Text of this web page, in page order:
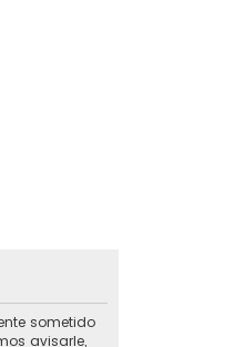
sometido
avisarle,